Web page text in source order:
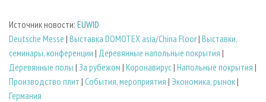
Источник новости: EUWID
Deutsche Messe | Выставка DOMOTEX asia/China Floor| Выставки,
семинары, конференции | Деревянные напольные покрытия |
Деревянные полы | За рубежом | Коронавирус| Напольные покрытия |
Производство плит | События, мероприятия | Экономика, рынок|
Германия